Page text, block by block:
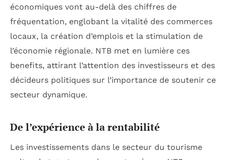
économiques vont au-delà des chiffres de
fréquentation, englobant la vitalité des commerces
locaux, la création d’emplois et la stimulation de
l’économie régionale. NTB met en lumière ces
benefits, attirant l’attention des investisseurs et des
décideurs politiques sur l’importance de soutenir ce
secteur dynamique.
De l’expérience à la rentabilité
Les investissements dans le secteur du tourisme